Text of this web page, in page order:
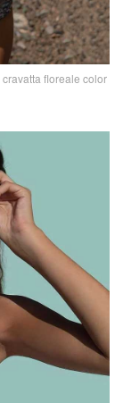
floreale color